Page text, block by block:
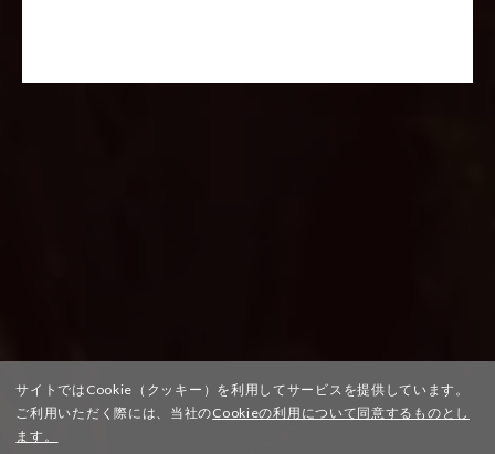
サイトではCookie（クッキー）を利用してサービスを提供しています。
ご利用いただく際には、当社のCookieの利用について同意するものとし
ます。